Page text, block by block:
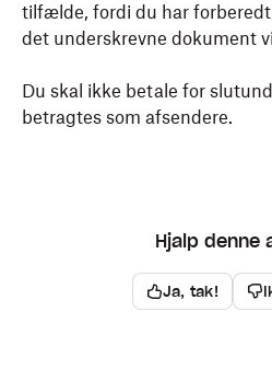
tilfælde, fordi du har
det underskrevne dokument
Du skal ikke betale for
betragtes som afsendere.
Hjalp denne
Ja, tak!